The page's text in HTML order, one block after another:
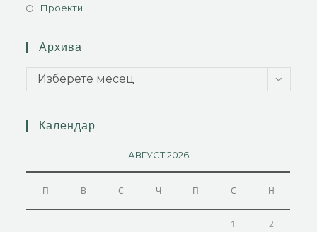
Проекти
Архива
Изберете месец
Календар
АВГУСТ 2026
П В С Ч П С Н
1 2